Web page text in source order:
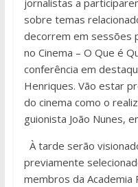
jornalistas a
sobre temas
decorrem em sessões
no Cinema – O Que é
conferência em
Henriques. Vão estar
do cinema como o
guionista João Nunes,
À tarde serão
previamente
membros da Academia